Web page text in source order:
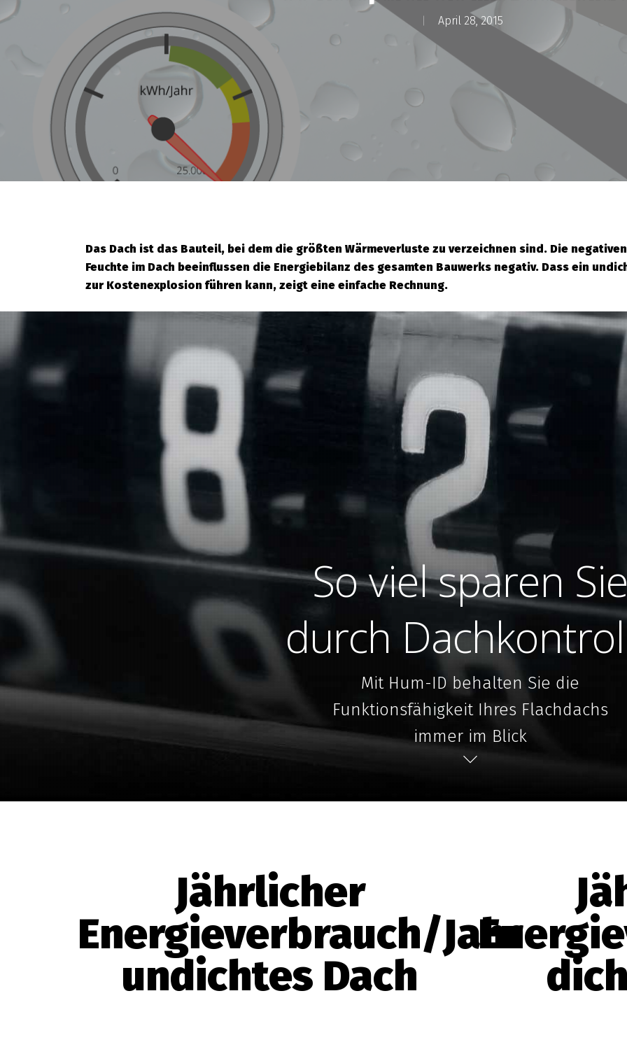
April 28, 2015
Das Dach ist das Bauteil, bei dem die größten Wärmeverluste zu verzeichnen sind. Die
Feuchte im Dach beeinflussen die Energiebilanz des gesamten Bauwerks negativ. Dass ein
zur Kostenexplosion führen kann, zeigt eine einfache Rechnung.
So viel sparen
durch
Mit Hum-ID behalten Sie die
Funktionsfähigkeit Ihres Flachdachs
immer im Blick
Jährlicher
Energieverbrauch/Jahr
undichtes Dach